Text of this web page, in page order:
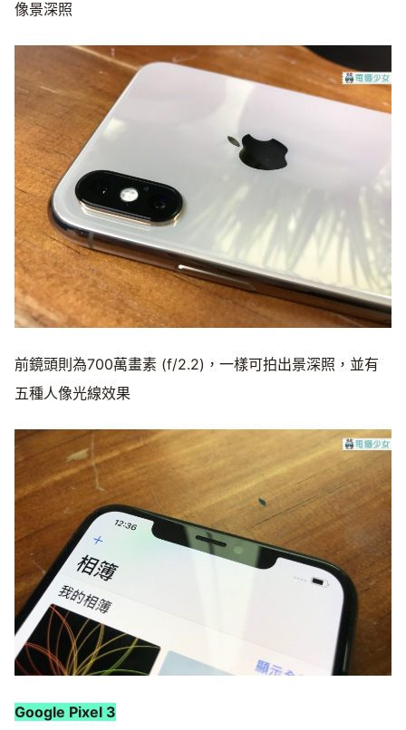
像景深照
前鏡頭則為700萬畫素 (f/2.2)，一樣可拍出景深照，並有
五種人像光線效果
Google Pixel 3